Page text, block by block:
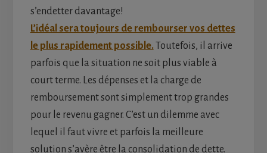
s’endetter davantage!
L’idéal sera toujours de rembourser vos dettes
le plus rapidement possible.Toutefois, il arrive
parfois que la situation ne soit plus viable à
court terme. Les dépenses et la charge de
remboursement sont simplement trop grandes
pour le revenu gagner. C’est un dilemme avec
lequel il faut vivre et parfois la meilleure
solution s’avère être la consolidation de dette.